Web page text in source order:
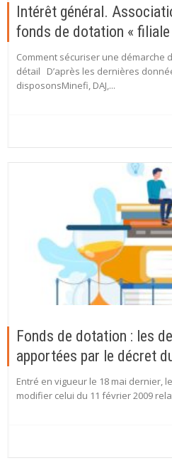
Intérêt général.
fonds de dotation « filiale
Comment sécuriser une démarche
détail D’après les dernières
disposonsMinefi, DAJ,...
Fonds de dotation : les
apportées par le décret
Entré en vigueur le 18 mai dernier,
modifier celui du 11 février 2009